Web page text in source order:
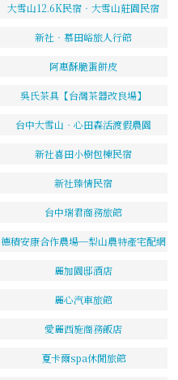
大雪山12.6K民宿‧大雪山莊園民宿
新社‧慕田峪旅人行館
阿惠酥脆蛋餅皮
吳氏茶具【台灣茶器改良場】
台中大雪山‧心田森活渡假農園
新社喜田小樹包棟民宿
新社臻情民宿
台中瑞君商務旅館
德積安康合作農場─梨山農特產宅配網
麗加園邸酒店
麗心汽車旅館
愛麗西施商務飯店
夏卡爾spa休閒旅館